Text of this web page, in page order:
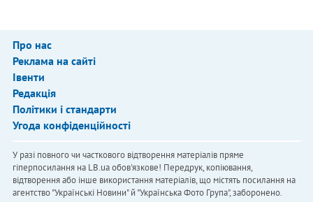
Про нас
Реклама на сайті
Івенти
Редакція
Політики і стандарти
Угода конфіденційності
У разі повного чи часткового відтворення матеріалів пряме
гіперпосилання на LB.ua обов'язкове! Передрук, копіювання,
відтворення або інше використання матеріалів, що містять посилання на
агентство "Українськi Новини" й "Українська Фото Група", заборонено.